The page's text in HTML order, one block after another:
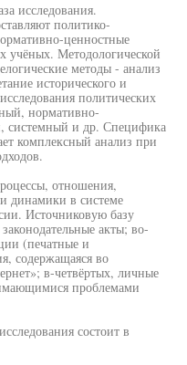
исследования.
политико-
ценностные
учёных. Методологической
методы - анализ
исторического и
политических
нормативно-
системный и др. Специфика
комплексный анализ при
отношения,
динамики в системе
Источниковую базу
акты; во-
(печатные и
содержащаяся во
в-четвёртых, личные
проблемами
состоит в